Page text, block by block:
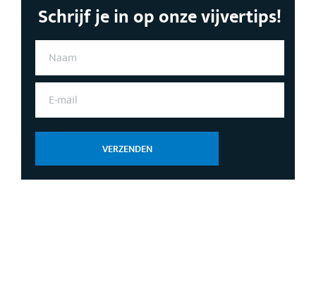
Schrijf je in op onze vijvertips!
N
M
E
A
I
VERZENDEN